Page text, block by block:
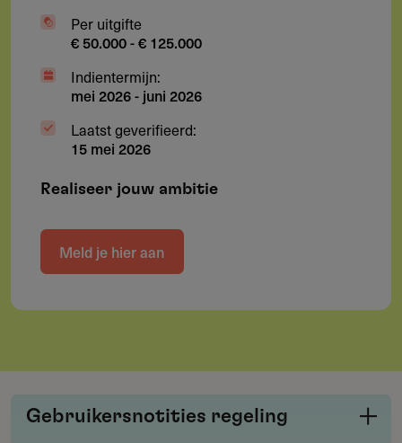
Per uitgifte
€ 50.000 - € 125.000
Indientermijn:
mei 2026- juni 2026
Laatst geverifieerd:
15 mei 2026
Realiseer jouw ambitie
Meld je hier aan
Gebruikersnotities regeling